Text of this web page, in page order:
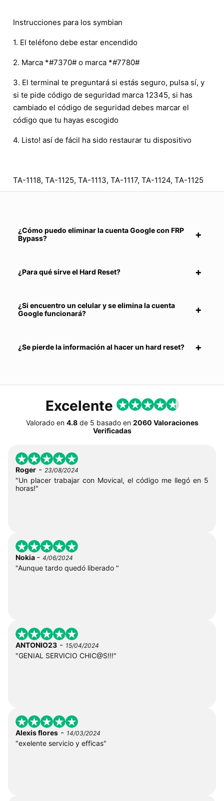
Instrucciones para los symbian
1. El teléfono debe estar encendido
2. Marca *#7370# o marca *#7780#
3. El terminal te preguntará si estás seguro, pulsa sí, y
si te pide código de seguridad marca 12345, si has
cambiado el código de seguridad debes marcar el
código que tu hayas escogido
4. Listo! así de fácil ha sido restaurar tu dispositivo
TA-1118, TA-1125, TA-1113, TA-1117, TA-1124, TA-1125
¿Cómo puedo eliminar la cuenta Google con FRP
Bypass?
¿Para qué sirve el Hard Reset?
¿Si encuentro un celular y se elimina la cuenta
Google funcionará?
¿Se pierde la información al hacer un hard reset?
Excelente
Valorado en 4.8de 5 basado en 2060 Valoraciones
Verificadas
Roger - 23/08/2024
"Un placer trabajar con Movical, el código me llegó en 5
horas!"
Nokia - 4/06/2024
"Aunque tardo quedó liberado "
ANTONIO23 - 15/04/2024
"GENIAL SERVICIO CHIC@S!!!"
Alexis flores - 14/03/2024
"exelente servicio y efficas"